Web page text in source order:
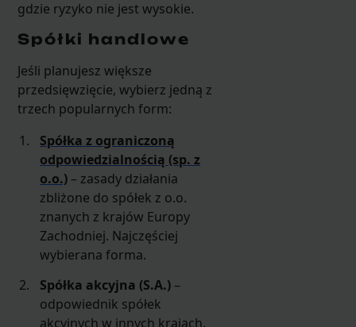
gdzie ryzyko nie jest wysokie.
Spółki handlowe
Jeśli planujesz większe
przedsięwzięcie, wybierz jedną z
trzech popularnych form:
Spółka z ograniczoną
odpowiedzialnością (sp. z
o.o.) – zasady działania
zbliżone do spółek z o.o.
znanych z krajów Europy
Zachodniej. Najczęściej
wybierana forma.
Spółka akcyjna (S.A.) –
odpowiednik spółek
akcyjnych w innych krajach.